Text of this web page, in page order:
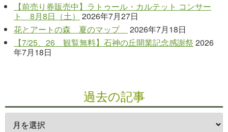
【前売り券販売中】ラトゥール・カルテット コンサー
ト 8月8日（土）
2026年7月27日
花とアートの森 夏のマップ
2026年7月18日
【7/25、26 観覧無料】石神の丘開業記念感謝祭 2026
年7月18日
過去の記事